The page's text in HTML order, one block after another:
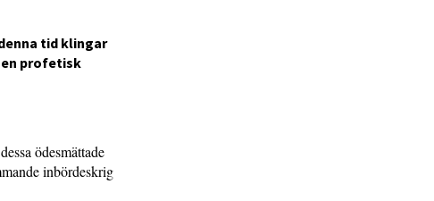
tid klingar
profetisk
ödesmättade
inbördeskrig